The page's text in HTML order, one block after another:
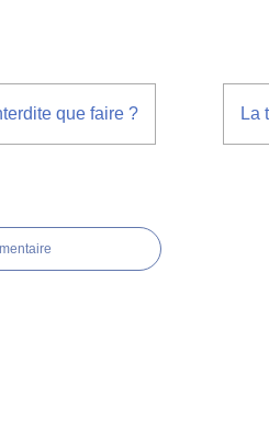
que faire ? La